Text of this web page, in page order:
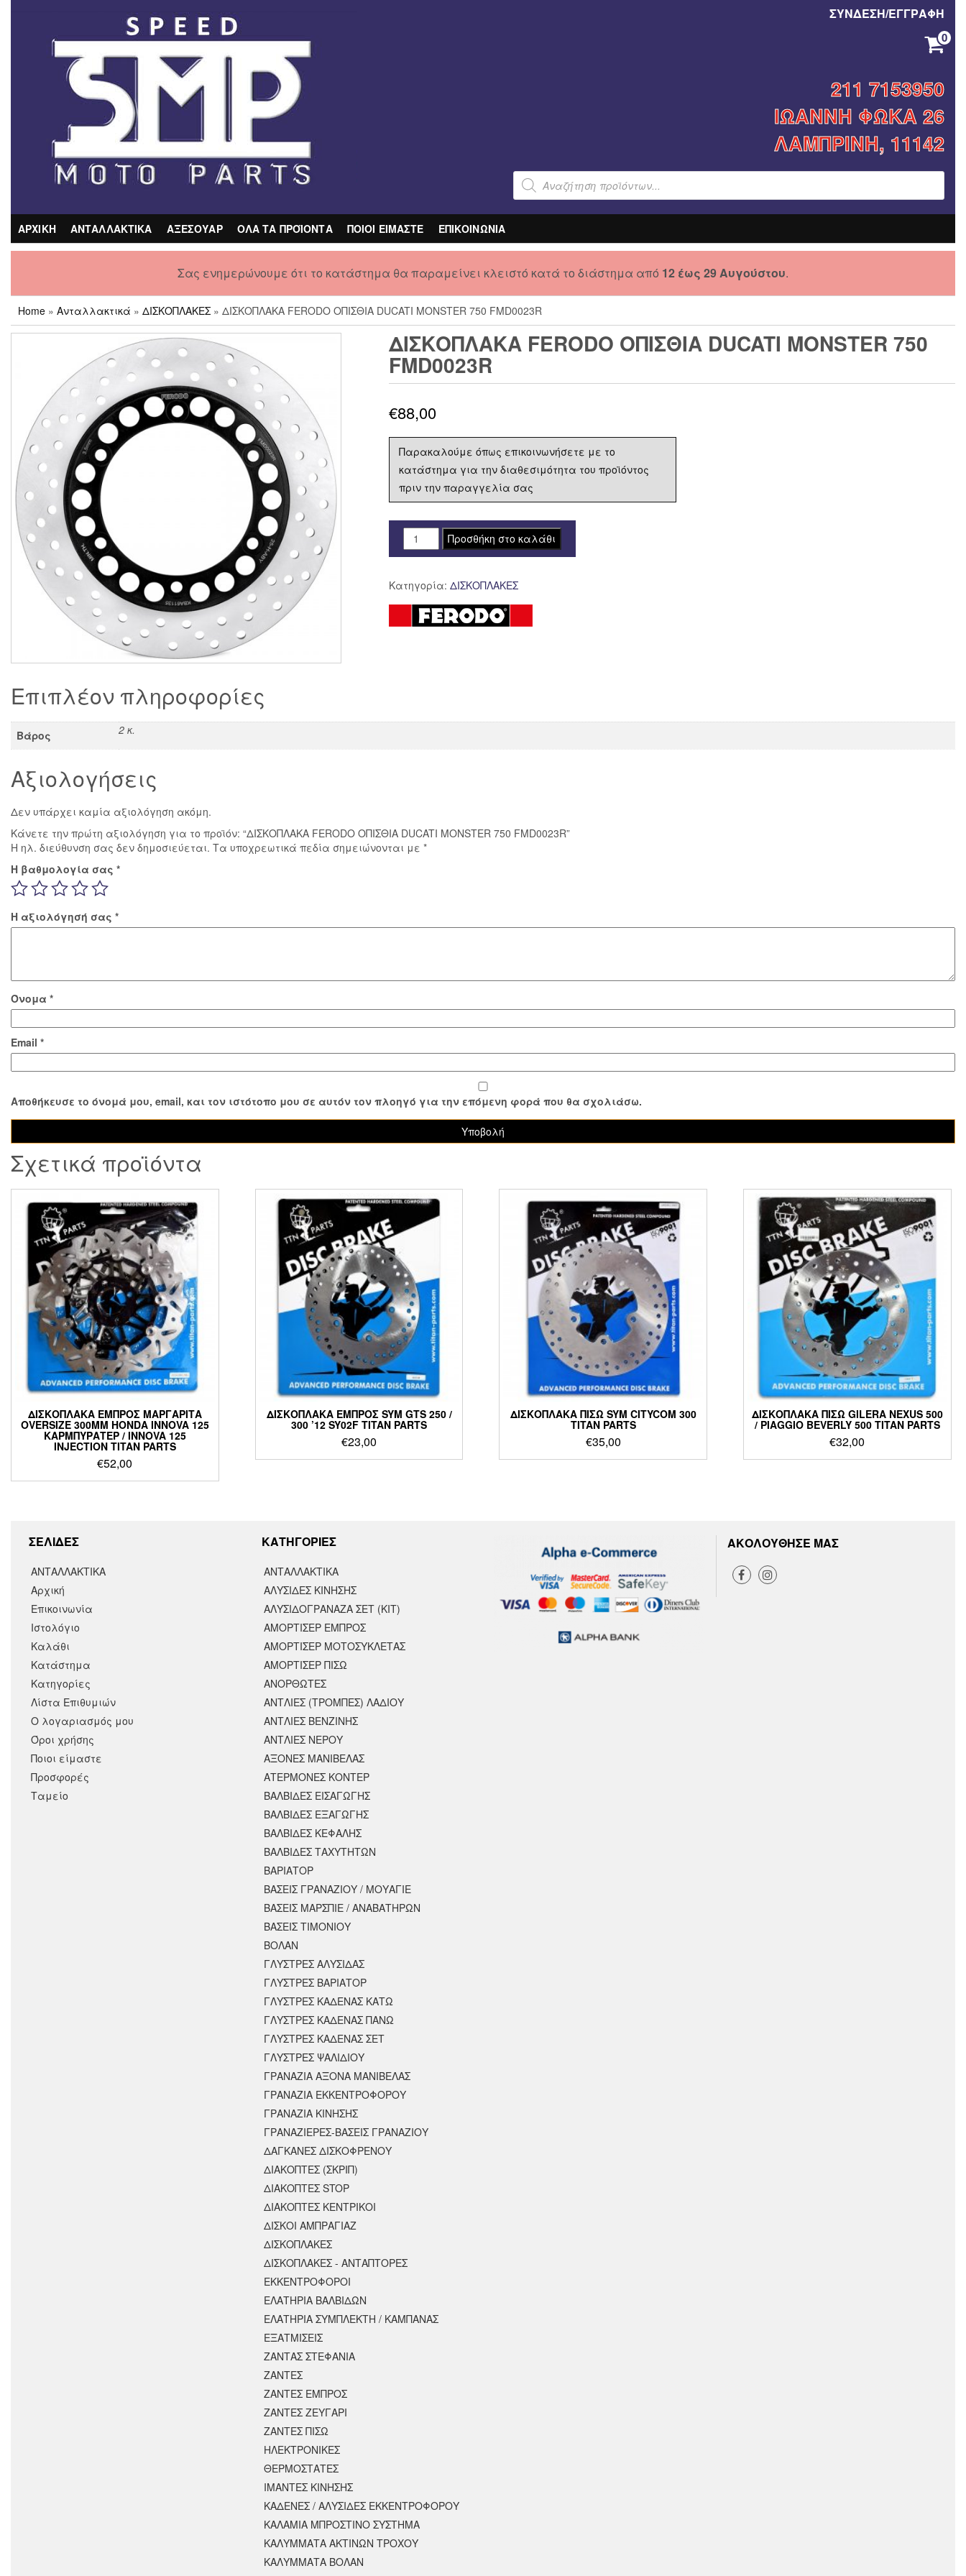
ΣΥΝΔΕΣΗ/ΕΓΓΡΑΦΗ
0
211 7153950
ΙΩΑΝΝΗ ΦΩΚΑ 26
ΛΑΜΠΡΙΝΗ, 11142
Products
search
ΑΡΧΙΚΗ ΑΝΤΑΛΛΑΚΤΙΚΑ ΑΞΕΣΟΥΑΡ ΟΛΑ ΤΑ ΠΡΟΪΟΝΤΑ ΠΟΙΟΙ ΕΙΜΑΣΤΕ ΕΠΙΚΟΙΝΩΝΙΑ
Σας ενημερώνουμε ότι το κατάστημα θα παραμείνει κλειστό κατά το διάστημα από 12 έως 29 Αυγούστου.
Home » Ανταλλακτικά » ΔΙΣΚΟΠΛΑΚΕΣ » ΔΙΣΚΟΠΛΑΚΑ FERODO ΟΠΙΣΘΙΑ DUCATI MONSTER 750 FMD0023R
ΔΙΣΚΟΠΛΑΚΑ FERODO ΟΠΙΣΘΙΑ DUCATI MONSTER 750
FMD0023R
€88,00
Παρακαλούμε όπως επικοινωνήσετε με το
κατάστημα για την διαθεσιμότητα του προϊόντος
πριν την παραγγελία σας
ΔΙΣΚΟΠΛΑΚΑ
FERODO
DUCATI
MONSTER
750
Προσθήκη στο καλάθι
Κατηγορία: ΔΙΣΚΟΠΛΑΚΕΣ
Επιπλέον πληροφορίες
Βάρος 2 κ.
Αξιολογήσεις
Δεν υπάρχει καμία αξιολόγηση ακόμη.
Κάνετε την πρώτη αξιολόγηση για το προϊόν: “ΔΙΣΚΟΠΛΑΚΑ FERODO ΟΠΙΣΘΙΑ DUCATI MONSTER 750 FMD0023R”
Η ηλ. διεύθυνση σας δεν δημοσιεύεται. Τα υποχρεωτικά πεδία σημειώνονται με *
Η βαθμολογία σας *
Η αξιολόγησή σας *
Όνομα *
Email *
Αποθήκευσε το όνομά μου, email, και τον ιστότοπο μου σε αυτόν τον πλοηγό για την επόμενη φορά που θα σχολιάσω.
Σχετικά προϊόντα
ΔΙΣΚΟΠΛΑΚΑ ΕΜΠΡΟΣ ΜΑΡΓΑΡΙΤΑ
OVERSIZE 300MM HONDA INNOVA 125
ΚΑΡΜΠΥΡΑΤΕΡ / INNOVA 125
INJECTION TITAN PARTS
€52,00
ΔΙΣΚΟΠΛΑΚΑ ΕΜΠΡΟΣ SYM GTS 250 /
300 ’12 SY02F TITAN PARTS
€23,00
ΔΙΣΚΟΠΛΑΚΑ ΠΙΣΩ SYM CITYCOM 300
TITAN PARTS
€35,00
ΔΙΣΚΟΠΛΑΚΑ ΠΙΣΩ GILERA NEXUS 500
/ PIAGGIO BEVERLY 500 TITAN PARTS
€32,00
ΣΕΛΙΔΕΣ
ΑΝΤΑΛΛΑΚΤΙΚΑ
Αρχική
Επικοινωνία
Ιστολόγιο
Καλάθι
Κατάστημα
Κατηγορίες
Λίστα Επιθυμιών
Ο λογαριασμός μου
Όροι χρήσης
Ποιοι είμαστε
Προσφορές
Ταμείο
KΑΤΗΓΟΡΙΕΣ
ΑΝΤΑΛΛΑΚΤΙΚΆ
ΑΛΥΣΙΔΕΣ ΚΙΝΗΣΗΣ
ΑΛΥΣΙΔΟΓΡΑΝΑΖΑ ΣΕΤ (ΚΙΤ)
ΑΜΟΡΤΙΣΕΡ ΕΜΠΡΟΣ
ΑΜΟΡΤΙΣΈΡ ΜΟΤΟΣΥΚΛΈΤΑΣ
ΑΜΟΡΤΙΣΕΡ ΠΙΣΩ
ΑΝΟΡΘΩΤΕΣ
ΑΝΤΛΙΕΣ (ΤΡΟΜΠΕΣ) ΛΑΔΙΟΥ
ΑΝΤΛΙΕΣ ΒΕΝΖΙΝΗΣ
ΑΝΤΛΙΕΣ ΝΕΡΟΥ
ΑΞΟΝΕΣ ΜΑΝΙΒΕΛΑΣ
ΑΤΕΡΜΟΝΕΣ ΚΟΝΤΕΡ
ΒΑΛΒΙΔΕΣ ΕΙΣΑΓΩΓΗΣ
ΒΑΛΒΙΔΕΣ ΕΞΑΓΩΓΗΣ
ΒΑΛΒΙΔΕΣ ΚΕΦΑΛΗΣ
ΒΑΛΒΙΔΕΣ ΤΑΧΥΤΗΤΩΝ
ΒΑΡΙΑΤΟΡ
ΒΑΣΕΙΣ ΓΡΑΝΑΖΙΟΥ / ΜΟΥΑΓΙΕ
ΒΑΣΕΙΣ ΜΑΡΣΠΙΕ / ΑΝΑΒΑΤΗΡΩΝ
ΒΑΣΕΙΣ ΤΙΜΟΝΙΟΥ
ΒΟΛΑΝ
ΓΛΥΣΤΡΕΣ ΑΛΥΣΙΔΑΣ
ΓΛΥΣΤΡΕΣ ΒΑΡΙΑΤΟΡ
ΓΛΥΣΤΡΕΣ ΚΑΔΕΝΑΣ ΚΑΤΩ
ΓΛΥΣΤΡΕΣ ΚΑΔΕΝΑΣ ΠΑΝΩ
ΓΛΥΣΤΡΕΣ ΚΑΔΕΝΑΣ ΣΕΤ
ΓΛΥΣΤΡΕΣ ΨΑΛΙΔΙΟΥ
ΓΡΑΝΑΖΙΑ ΑΞΟΝΑ ΜΑΝΙΒΕΛΑΣ
ΓΡΑΝΑΖΙΑ ΕΚΚΕΝΤΡΟΦΟΡΟΥ
ΓΡΑΝΑΖΙΑ ΚΙΝΗΣΗΣ
ΓΡΑΝΑΖΙΕΡΕΣ-ΒΑΣΕΙΣ ΓΡΑΝΑΖΙΟΥ
ΔΑΓΚΑΝΕΣ ΔΙΣΚΟΦΡΕΝΟΥ
ΔΙΑΚΟΠΤΕΣ (ΣΚΡΙΠ)
ΔΙΑΚΟΠΤΕΣ STOP
ΔΙΑΚΟΠΤΕΣ ΚΕΝΤΡΙΚΟΙ
ΔΙΣΚΟΙ ΑΜΠΡΑΓΙΑΖ
ΔΙΣΚΟΠΛΑΚΕΣ
ΔΙΣΚΟΠΛΑΚΕΣ - ΑΝΤΑΠΤΟΡΕΣ
ΕΚΚΕΝΤΡΟΦΟΡΟΙ
ΕΛΑΤΗΡΙΑ ΒΑΛΒΙΔΩΝ
ΕΛΑΤΗΡΙΑ ΣΥΜΠΛΕΚΤΗ / ΚΑΜΠΑΝΑΣ
ΕΞΑΤΜΙΣΕΙΣ
ΖΑΝΤΑΣ ΣΤΕΦΑΝΙΑ
ΖΑΝΤΕΣ
ΖΑΝΤΕΣ ΕΜΠΡΟΣ
ΖΑΝΤΕΣ ΖΕΥΓΑΡΙ
ΖΑΝΤΕΣ ΠΙΣΩ
ΗΛΕΚΤΡΟΝΙΚΕΣ
ΘΕΡΜΟΣΤΑΤΕΣ
ΙΜΑΝΤΕΣ ΚΙΝΗΣΗΣ
ΚΑΔΕΝΕΣ / ΑΛΥΣΙΔΕΣ ΕΚΚΕΝΤΡΟΦΟΡΟΥ
ΚΑΛΑΜΙΑ ΜΠΡΟΣΤΙΝΟ ΣΥΣΤΗΜΑ
ΚΑΛΥΜΜΑΤΑ ΑΚΤΙΝΩΝ ΤΡΟΧΟΥ
ΚΑΛΥΜΜΑΤΑ ΒΟΛΑΝ
ΑΚΟΛΟΥΘΗΣΕ ΜΑΣ